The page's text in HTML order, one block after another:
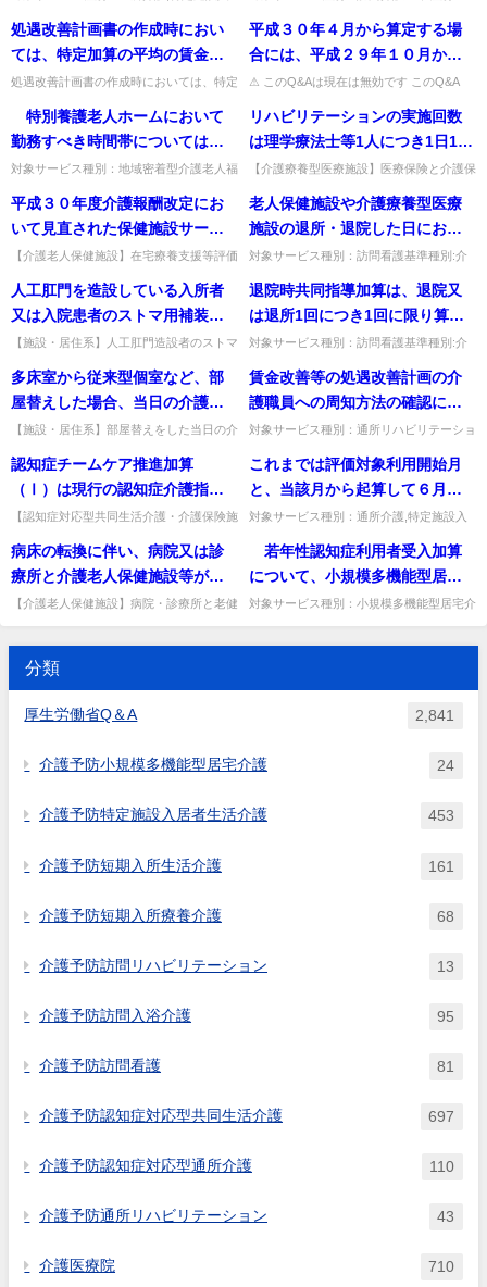
型通所介護,認知症対応型通所介護,地域密
着型特定施設入居者生活...
ための乗車又は降車の介助」を算定する事
業所の体制等に係る届出につ...
処遇改善計画書の作成時におい
ては、特定加算の平均の賃金改
善額の配分ルールを満たしてお
り、事業所としても適切な配分
を予定していたものの、職員の
急な退職等によりやむを得ず、
各グループに対して計画書通り
の賃金改善を行うことができな
くなった結果、配分ルールを満
たすことができなかった場合、
どのような取扱いとすべきか。
処遇改善計画書の作成時においては、特定
たしており、事業所としても適切な配分を
予定していたものの、職員の...
平成３０年４月から算定する場
合には、平成２９年１０月から
の実績を用いることになるの
⚠ このQ&Aは現在は無効です このQ&A
となっています（処遇改善加算など、要件
が変更さ...
特別養護老人ホームにおいて
勤務すべき時間帯については、
従前のとおり、介護職員等の直
接処遇職員については原則とし
て兼務ができず、その他の職員
の兼務についても、同一敷地内
の他の社会福祉施設等への兼務
であって、入所者の処遇に支障
をきたさない場合に限られるも
のであると考えてよいか。 ま
た、特別養護老人ホームにおい
て勤務すべき時間帯以外につい
ては、職員が別の敷地内にある
他の事業所や施設の職務に従事
することができると考えてよい
か。
対象サービス種別：地域密着型介護老人福
ホームの職員に係る「専従要件」の緩和関
係」質問 特別養護老人ホー...
リハビリテーションの実施回数
は理学療法士等1人につき1日18
回を限度とするとされているが､
医療保険と介護保険のリハビリ
テーションに従事する理学療法
士等が1日に実施できる患者（利
用者）数の限度について
【介護療養型医療施設】医療保険と介護保
はどう考えるか。実施回数を通算し、A/18
＋B/54＋C/18...
平成３０年度介護報酬改定にお
いて見直された保健施設サービ
ス費（Ⅰ）及び在宅復帰・療養
支援機能加算を定する介護老人
保健施設における在宅療養支援
等評価指標の要件については、
都道府県へ届出を毎月行う必が
あるのか。
【介護老人保健施設】在宅療養支援等評価
くなった場合はどうなるか。区分変更のな
い軽微な変化なら毎月の届出...
老人保健施設や介護療養型医療
施設の退所・退院した日におい
ても、特別管理加算の対象とな
りうる状態の利用者については
訪問看護が算定できることにな
ったが、他の医療機関を退院し
た日についても算定できるか。
対象サービス種別：訪問看護基準種別:介
人保健施設や介護療養型医療施設の退所・
退院した日においても、特別...
人工肛門を造設している入所者
又は入院患者のストマ用補装具
について、入所者又は入院患者
からその実費を徴収できるか。
【施設・居住系】人工肛門造設者のストマ
か。その他利用料として実費徴収可。障害
者施策の給付にも配慮する。出...
退院時共同指導加算は、退院又
は退所1回につき1回に限り算定
できることとされているが、利
用者が１ヶ月に入退院を繰り返
した場合、１月に複数回の算定
ができるのか。
対象サービス種別：訪問看護基準種別:介
共同指導加算は、退院又は退所1回につき
1回に限り算定できることと...
多床室から従来型個室など、部
屋替えした場合、当日の介護報
酬はどちらで算定するのか。
【施設・居住系】部屋替えをした当日の介
に利用する部屋の報酬で算定する。出典：
平成17年10月改定Q&A...
賃金改善等の処遇改善計画の介
護職員への周知方法の確認につ
いて、回覧形式で判子を押印し
た計画書の写しを提出させるこ
と等が考えられるが、具体的に
どのように周知すればよいか。
対象サービス種別：通所リハビリテーショ
応型通所介護,短期入所生活介護,短期入所
療養介護,福祉用具貸...
認知症チームケア推進加算
（Ⅰ）は現行の認知症介護指導
者養成研修修了のみでは要件を
満たさないか。加算（Ⅱ）も認
知症介護実践リーダー研修の修
了のみでは要件を満たさない
か。
【認知症対応型共同生活介護・介護保険施
者養成研修や実践リーダー研修の修了のみ
で要件を満たすか。加えて認...
これまでは評価対象利用開始月
と、当該月から起算して６月目
の値で評価していたが、今回の
改正で評価対象利用開始月の翌
月から起算して６月目となった
のは、後の月が１月ずれたとい
うことか。
対象サービス種別：通所介護,特定施設入
型通所介護,認知症対応型通所介護,地域密
着型特定施設入居者生活...
病床の転換に伴い、病院又は診
療所と介護老人保健施設等が併
設する場合には、その施設や設
備について共用が広く認められ
る旨の通知が出されたが、建物
内の出入り口や廊下幅、エレベ
か。
【介護老人保健施設】病院・診療所と老健
養室を除き共用が認められ、...
若年性認知症利用者受入加算
について、小規模多機能型居宅
介護や看護小規模 多機能型居宅
介護のように月単位の報酬が設
定されている場合、６５歳の誕
対象サービス種別：小規模多機能型居宅介
分類
厚生労働省Q＆A 2,841
介護予防小規模多機能型居宅介護 24
介護予防特定施設入居者生活介護 453
介護予防短期入所生活介護 161
介護予防短期入所療養介護 68
介護予防訪問リハビリテーション 13
介護予防訪問入浴介護 95
介護予防訪問看護 81
介護予防認知症対応型共同生活介護 697
介護予防認知症対応型通所介護 110
介護予防通所リハビリテーション 43
介護医療院 710